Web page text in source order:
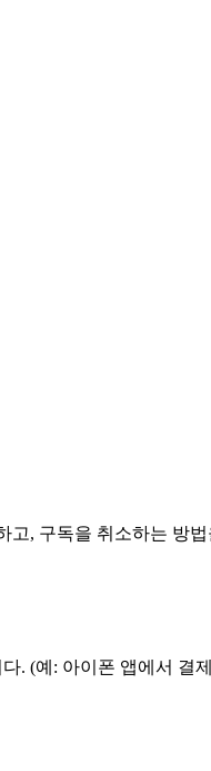
, 구독을 취소하는 방
. (예: 아이폰 앱에서 결